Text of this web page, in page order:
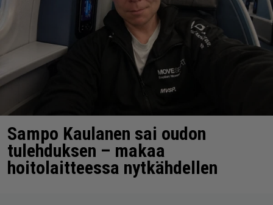
Sampo Kaulanen sai oudon
tulehduksen – makaa
hoitolaitteessa nytkähdellen